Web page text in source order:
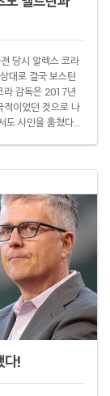
당시 알렉스 코라
대로 결국 보스턴
라 감독은 2017년
적이었던 것으로 나
도 사인을 훔쳤다는
qXsUhSobSy—
다!